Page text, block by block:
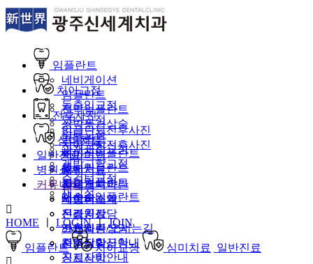
임플란트
네비게이션
임플란트
전악임플란트
상악동거상술
임플란트
뼈이식임플란트
틀니임플란트
보험임플란트
재수술임플란트
치아교정
돌출입교정
덧니교정
앞니교정
과개교합교정
개방교합교정
주걱턱교정
재교정
전후사진
임플란트전후사진
치아교정전후사진
심미치료
치아미백
레진치료
지르코니아
일반진료
충치
틀니
사랑니
신경치료
스케일링
치주질환
병원소개
신세계치과란
의료진소개
진료공간
진료시간/오시는길
증명서발급안내
진료장비안내
커뮤니티
네이버예약
온라인상담
SMS빠른상담
전화상담신청
공지사항
HOME LOGINㅣJOIN
임플란트 치아교정 심미치료 일반진료